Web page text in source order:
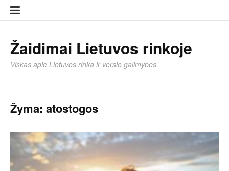
prie
Žaidimai Lietuvos rinkoje
Viskas apie Lietuvos rinka ir verslo galimybes
Žyma: atostogos